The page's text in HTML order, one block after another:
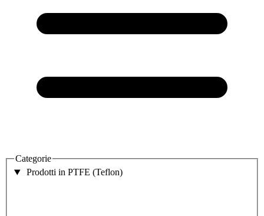
Categorie
Prodotti in PTFE (Teflon)